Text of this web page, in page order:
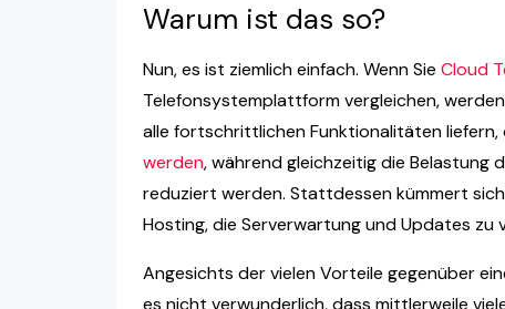
Warum ist das so?
Nun, es ist ziemlich einfach. Wenn Sie Cloud
Telefonsystemplattform vergleichen,
alle fortschrittlichen Funktionalitäten liefern,
werden, während gleichzeitig die Belastung
reduziert werden. Stattdessen kümmert
Hosting, die Serverwartung und Updates zu
Angesichts der vielen Vorteile gegenüber
es nicht verwunderlich, dass mittlerweile